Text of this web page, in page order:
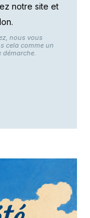
notre site et
nous vous
cela comme un